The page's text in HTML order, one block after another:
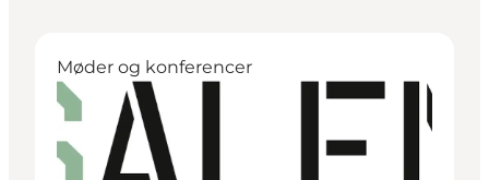
Møder og konferencer